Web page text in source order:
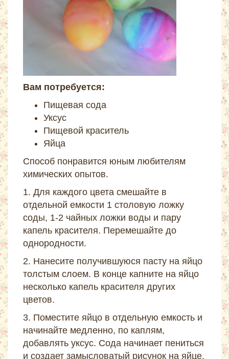
Вам потребуется:
Пищевая сода
Уксус
Пищевой краситель
Яйца
Способ понравится юным любителям
химических опытов.
1. Для каждого цвета смешайте в
отдельной емкости 1 столовую ложку
соды, 1-2 чайных ложки воды и пару
капель красителя. Перемешайте до
однородности.
2. Нанесите получившуюся пасту на яйцо
толстым слоем. В конце капните на яйцо
несколько капель красителя других
цветов.
3. Поместите яйцо в отдельную емкость и
начинайте медленно, по каплям,
добавлять уксус. Сода начинает пениться
и создает замысловатый рисунок на яйце.